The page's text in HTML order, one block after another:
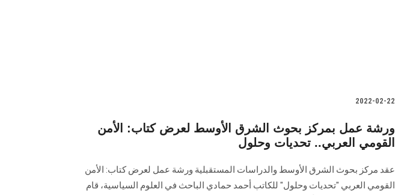
2022-02-22
ورشة عمل بمركز بحوث الشرق الأوسط لعرض كتاب: الأمن
القومي العربي.. تحديات وحلول
عقد مركز بحوث الشرق الأوسط والدراسات المستقبلية ورشة عمل لعرض كتاب: الأمن
القومي العربي "تحديات وحلول" للكاتب أحمد حمادي الباحث في العلوم السياسية، قام